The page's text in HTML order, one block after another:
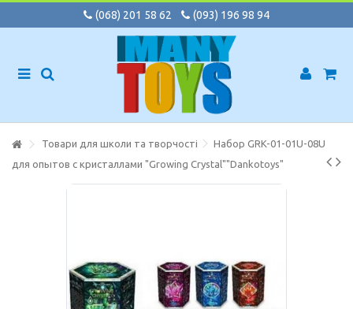
(068) 201 58 62 (093) 196 98 94
Товари для школи та творчості
Набор GRK-01-01U-08U
для опытов с кристаллами "Growing Crystal""Dankotoys"